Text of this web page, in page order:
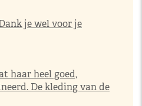
je wel voor je
haar heel goed,
De kleding van de